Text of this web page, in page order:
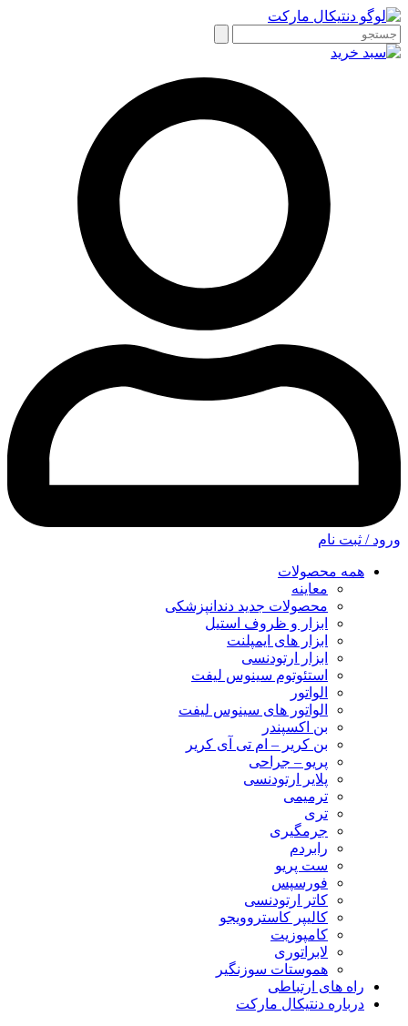
ورود / ثبت نام
همه محصولات
معاینه
محصولات جدید دندانپزشکی
ابزار و ظروف استیل
ابزار های ایمپلنت
ابزار ارتودنسی
استئوتوم سینوس لیفت
الواتور
الواتور های سینوس لیفت
بن اکسپندر
بن کریر – ام تی آی کریر
پریو – جراحی
پلایر ارتودنسی
ترمیمی
تری
جرمگیری
رابردم
ست پریو
فورسپس
کاتر ارتودنسی
کالیپر کاستروویجو
کامپوزیت
لابراتوری
هموستات سوزنگیر
راه های ارتباطی
درباره دنتیکال مارکت